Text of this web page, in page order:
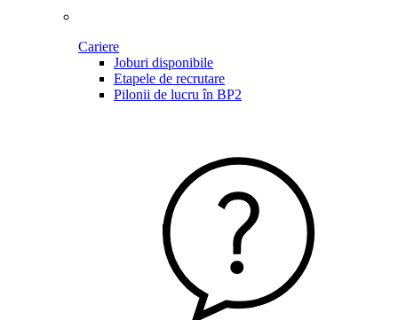
Cariere
Joburi disponibile
Etapele de recrutare
Pilonii de lucru în BP2